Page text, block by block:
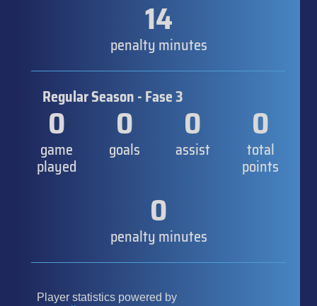
14
penalty minutes
Regular Season - Fase 3
0
game
played
0
goals
0
assist
0
total
points
0
penalty minutes